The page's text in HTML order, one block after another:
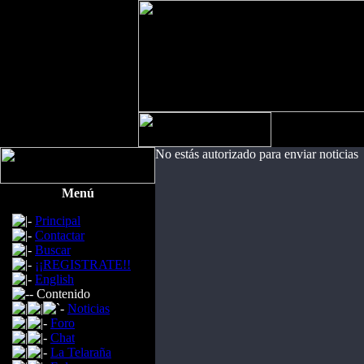
Menú
Principal
Contactar
Buscar
¡¡REGISTRATE!!
English
Contenido
Noticias
Foro
Chat
La Telaraña
No estás autorizado para enviar noticias